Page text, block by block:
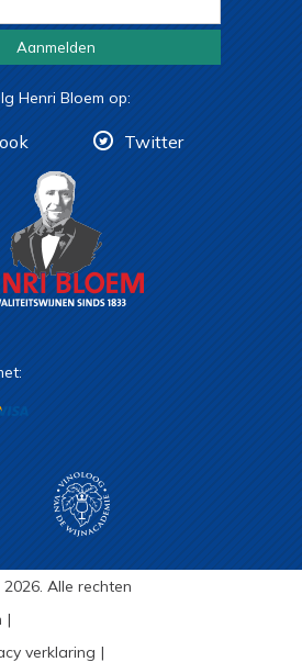
Aanmelden
Henri Bloem op:
Twitter
Alle rechten
verklaring